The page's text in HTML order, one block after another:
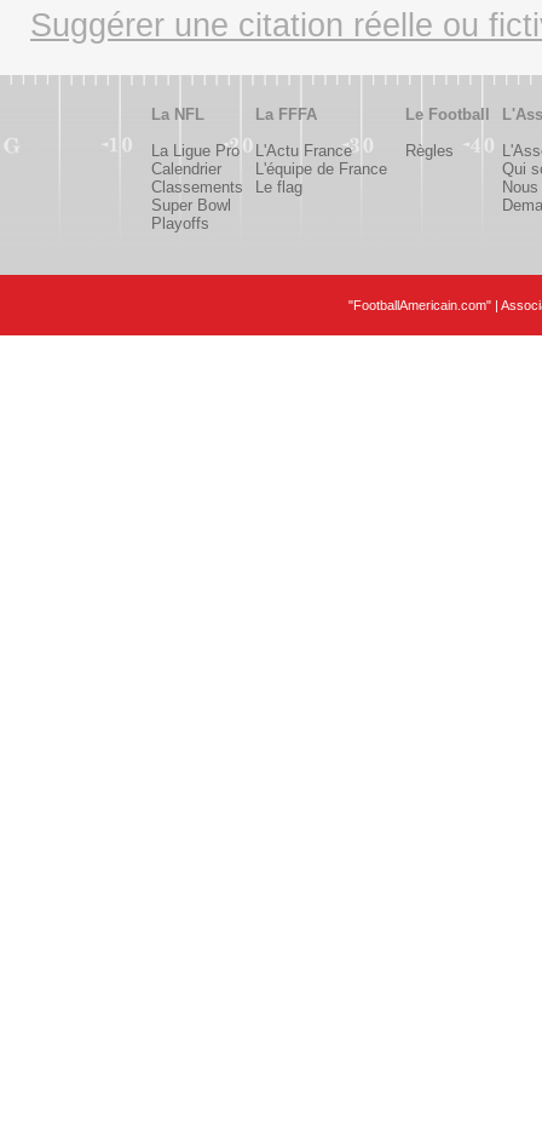
Suggérer une citation réelle ou
La NFL
La Ligue Pro
Calendrier
Classements
Super Bowl
Playoffs
La FFFA
L'Actu France
L'équipe de France
Le flag
Le Football
Règles
Qui
"FootballAmericain.com" |